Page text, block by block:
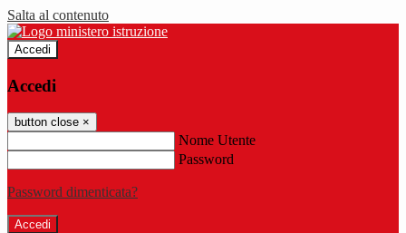
Salta al contenuto
Accedi
Accedi
button close ×
Nome Utente
Password
Password dimenticata?